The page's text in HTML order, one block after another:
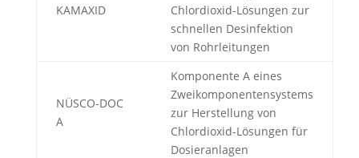
KAMAXID
Chlordioxid-Lösungen zur
schnellen Desinfektion
von Rohrleitungen
NÜSCO-DOC
A
Komponente A eines
Zweikomponentensystems
zur Herstellung von
Chlordioxid-Lösungen für
Dosieranlagen